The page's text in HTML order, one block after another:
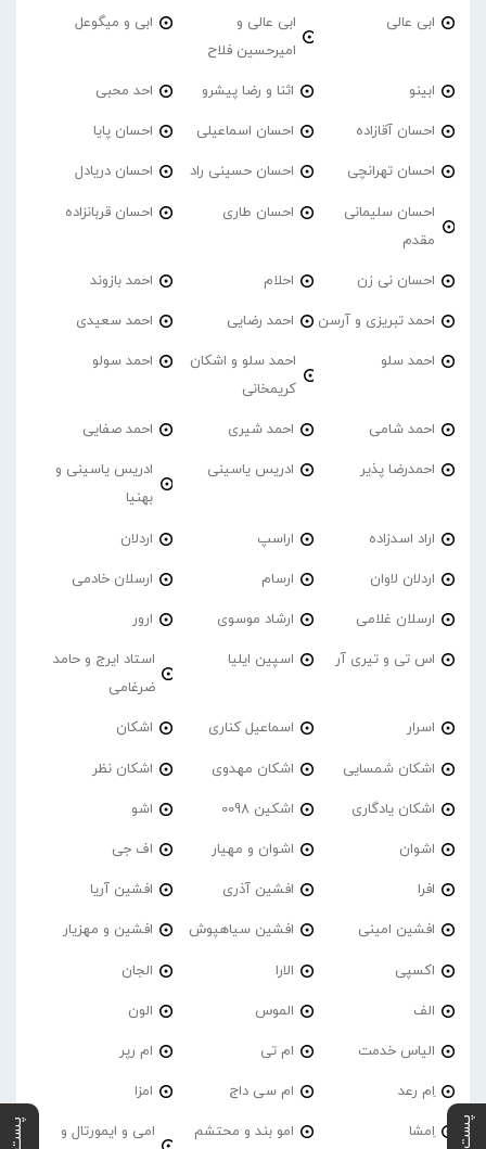
ابی عالی
ابی عالی و
امیرحسین فلاح
ابی و میگوعل
ابینو اثنا و رضا پیشرو احد محبی
احسان آقازاده احسان اسماعیلی احسان پایا
احسان تهرانچی احسان حسینی راد احسان دریادل
احسان سلیمانی
مقدم
احسان طاری احسان قربانزاده
احسان نی زن احلام احمد بازوند
احمد تبریزی و آرسن احمد‌ رضایی احمد سعیدی
احمد سلو
احمد سلو و اشکان
کریمخانی
احمد سولو
احمد شامی احمد شیری احمد صفایی
احمدرضا پذیر ادریس یاسینی
ادریس یاسینی و
بهنیا
اراد اسدزاده اراسپ اردلان
اردلان لاوان ارسام ارسلان خادمی
ارسلان غلامی ارشاد موسوی ارور
اس تی و تیری آر اسپین ایلیا
استاد ایرج و حامد
ضرغامی
اسرار اسماعیل کناری اشکان
اشکان شمسایی اشکان مهدوی اشکان نظر
اشکان یادگاری اشکین 0098 اشو
اشوان اشوان و مهیار اف جی
افرا افشین آذری افشین آریا
افشین امینی افشین سیاهپوش افشین و مهزیار
اکسپی الارا الجان
الف الموس الون
الیاس خدمت ام تی ام رپر
اِم رعد ام سی داج امزا
اِمشا امو بند و محتشم امی و ایمورتال و